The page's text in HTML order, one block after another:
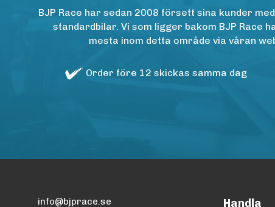
BJP Race har sedan 2008 försett sina kunder
standardbilar. Vi som ligger bakom BJP Race
mesta inom detta område via våran
Order före 12 skickas samma dag
info@bjprace.se Handla